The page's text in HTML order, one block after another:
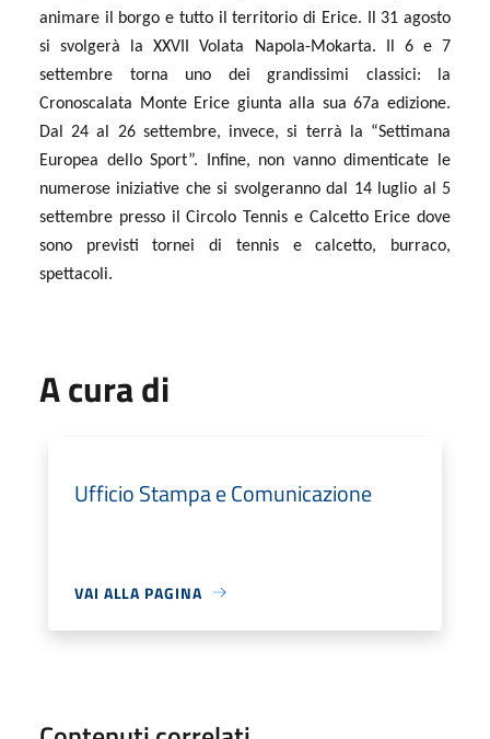
animare il borgo e tutto il territorio di Erice. Il 31 agosto
si svolgerà la XXVII Volata Napola-Mokarta. Il 6 e 7
settembre torna uno dei grandissimi classici: la
Cronoscalata Monte Erice giunta alla sua 67a edizione.
Dal 24 al 26 settembre, invece, si terrà la “Settimana
Europea dello Sport”. Infine, non vanno dimenticate le
numerose iniziative che si svolgeranno dal 14 luglio al 5
settembre presso il Circolo Tennis e Calcetto Erice dove
sono previsti tornei di tennis e calcetto, burraco,
spettacoli.
A cura di
Ufficio Stampa e Comunicazione
VAI ALLA PAGINA